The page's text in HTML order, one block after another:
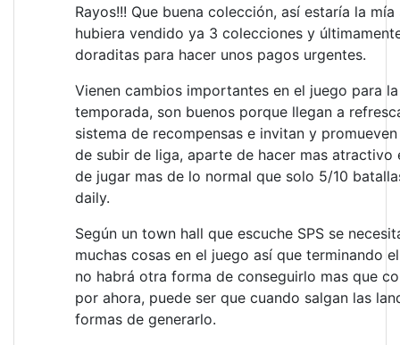
Rayos!!! Que buena colección, así estaría la mía
hubiera vendido ya 3 colecciones y
doraditas para hacer unos pagos urgentes.
Vienen cambios importantes en el juego para
temporada, son buenos porque llegan a
sistema de recompensas e invitan y
de subir de liga, aparte de hacer mas atractivo
de jugar mas de lo normal que solo 5/10
daily.
Según un town hall que escuche SPS se
muchas cosas en el juego así que terminando
no habrá otra forma de conseguirlo mas que
por ahora, puede ser que cuando salgan las
formas de generarlo.